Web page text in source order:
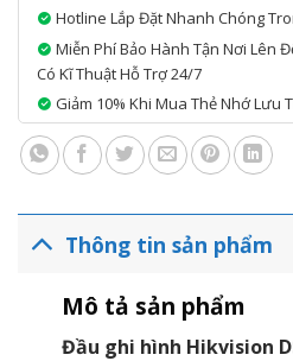
Hotline Lắp Đặt Nhanh Chóng
Miễn Phí Bảo Hành Tận Nơi Lên
Có Kĩ Thuật Hỗ Trợ 24/7
Giảm 10% Khi Mua Thẻ Nhớ Lưu
Thông tin sản phẩm
Mô tả sản phẩm
Đầu ghi hình Hikvision